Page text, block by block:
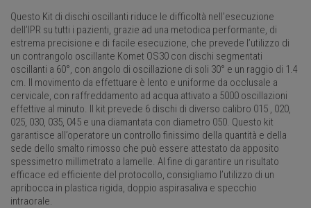
Questo Kit di dischi oscillanti riduce le difficoltà nell’esecuzione
dell’IPR su tutti i pazienti, grazie ad una metodica performante, di
estrema precisione e di facile esecuzione, che prevede l’utilizzo di
un contrangolo oscillante Komet OS30 con dischi segmentati
oscillanti a 60°, con angolo di oscillazione di soli 30° e un raggio di 1.4
cm. Il movimento da effettuare è lento e uniforme da occlusale a
cervicale, con raffreddamento ad acqua attivato a 5000 oscillazioni
effettive al minuto. Il kit prevede 6 dischi di diverso calibro 015 , 020,
025, 030, 035, 045 e una diamantata con diametro 050. Questo kit
garantisce all’operatore un controllo finissimo della quantità e della
sede dello smalto rimosso che può essere attestato da apposito
spessimetro millimetrato a lamelle. Al fine di garantire un risultato
efficace ed efficiente del protocollo, consigliamo l’utilizzo di un
apribocca in plastica rigida, doppio aspirasaliva e specchio
intraorale.